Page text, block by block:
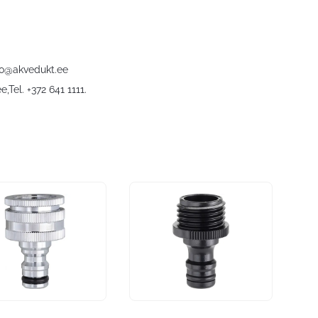
,Tel. +372 641 1111.